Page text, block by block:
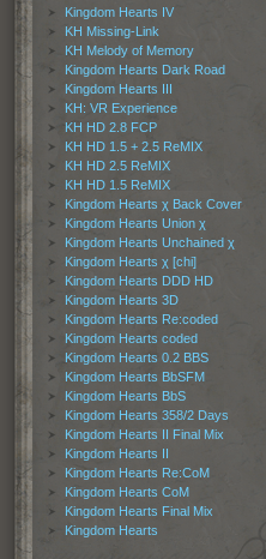
Kingdom Hearts IV
KH Missing-Link
KH Melody of Memory
Kingdom Hearts Dark Road
Kingdom Hearts III
KH: VR Experience
KH HD 2.8 FCP
KH HD 1.5 + 2.5 ReMIX
KH HD 2.5 ReMIX
KH HD 1.5 ReMIX
Kingdom Hearts χ Back Cover
Kingdom Hearts Union χ
Kingdom Hearts Unchained χ
Kingdom Hearts χ [chi]
Kingdom Hearts DDD HD
Kingdom Hearts 3D
Kingdom Hearts Re:coded
Kingdom Hearts coded
Kingdom Hearts 0.2 BBS
Kingdom Hearts BbSFM
Kingdom Hearts BbS
Kingdom Hearts 358/2 Days
Kingdom Hearts II Final Mix
Kingdom Hearts II
Kingdom Hearts Re:CoM
Kingdom Hearts CoM
Kingdom Hearts Final Mix
Kingdom Hearts